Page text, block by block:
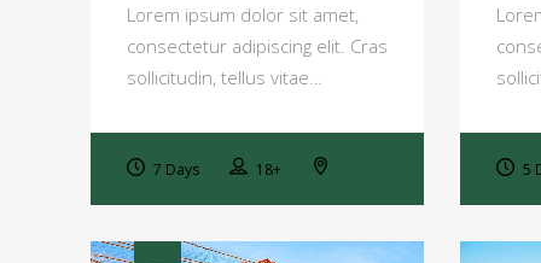
Lorem ipsum dolor sit amet,
consectetur adipiscing elit. Cras
sollicitudin, tellus vitae…
7 Days 18+ 5